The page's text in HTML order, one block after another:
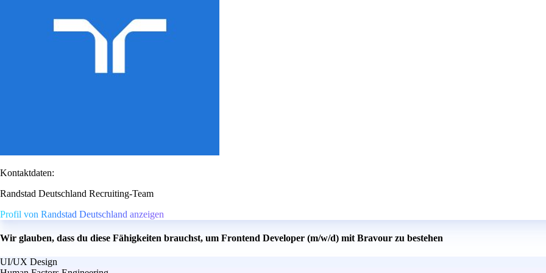
Kontaktdaten:
Randstad Deutschland Recruiting-Team
Profil von Randstad Deutschland anzeigen
Wir glauben, dass du diese Fähigkeiten brauchst, um Frontend Developer (m/w/d) mit Bravour zu bestehen
UI/UX Design